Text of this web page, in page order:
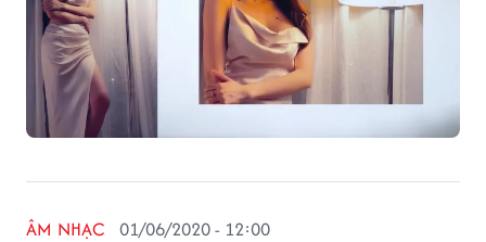
ÂM NHẠC 01/06/2020 - 12:00